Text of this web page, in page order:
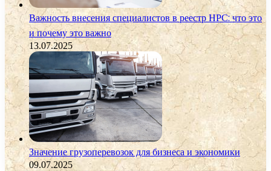
Важность внесения специалистов в реестр НРС: что это
и почему это важно
13.07.2025
Значение грузоперевозок для бизнеса и экономики
09.07.2025